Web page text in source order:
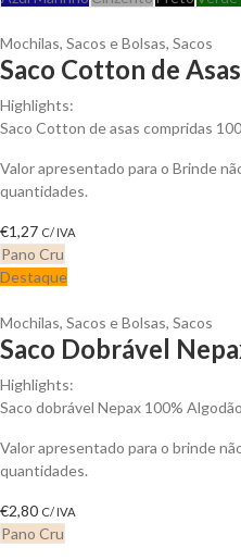
Mochilas, Sacos e Bolsas, Sacos
Saco Cotton de
Highlights:
Saco Cotton de asas compridas
Valor apresentado para o Brinde
quantidades.
€1,27 C/ IVA
Pano Cru
Destaque
Mochilas, Sacos e Bolsas, Sacos
Saco Dobrável
Highlights:
Saco dobrável Nepax 100%
Valor apresentado para o brinde
quantidades.
€2,80 C/ IVA
Pano Cru